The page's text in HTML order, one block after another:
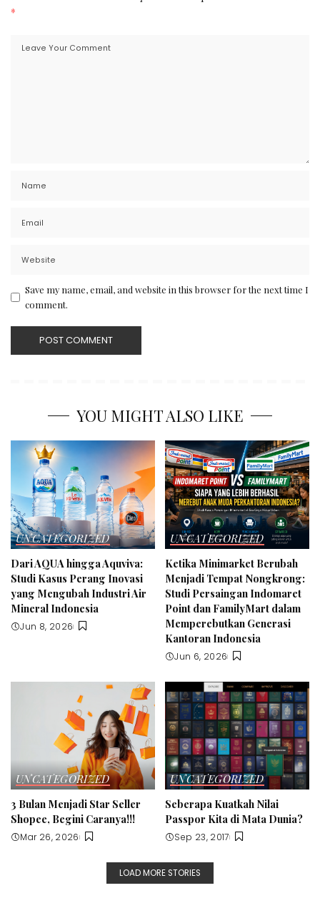
*
Save my name, email, and website in this browser for the next time I
comment.
YOU MIGHT ALSO LIKE
UNCATEGORIZED
Dari AQUA hingga Aquviva:
Studi Kasus Perang Inovasi
yang Mengubah Industri Air
Mineral Indonesia
Jun 8, 2026
UNCATEGORIZED
Ketika Minimarket Berubah
Menjadi Tempat Nongkrong:
Studi Persaingan Indomaret
Point dan FamilyMart dalam
Memperebutkan Generasi
Kantoran Indonesia
Jun 6, 2026
UNCATEGORIZED
3 Bulan Menjadi Star Seller
Shopee, Begini Caranya!!!
Mar 26, 2026
UNCATEGORIZED
Seberapa Kuatkah Nilai
Passpor Kita di Mata Dunia?
Sep 23, 2017
LOAD MORE STORIES